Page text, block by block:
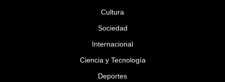
Cultura
Sociedad
Internacional
Ciencia y Tecnología
Deportes